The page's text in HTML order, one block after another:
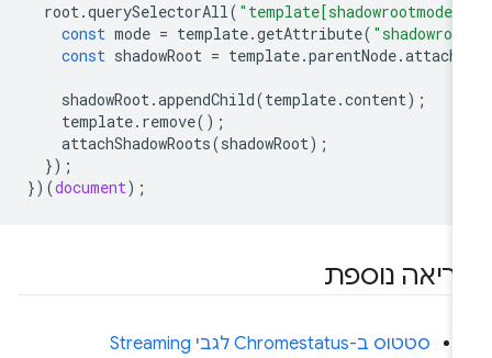
root.querySelectorAll(
const mode = template.getAttribute(
const shadowRoot = template.parentNode.
shadowRoot.appendChild(template.content
template.remove
attachShadowRoots(shadowRoot
})(document
נוספת
סטטוס ב-Chromestatus לגבי Streaming